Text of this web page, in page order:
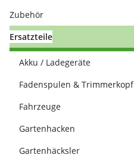
Zubehör
Ersatzteile
Akku / Ladegeräte
Fadenspulen & Trimmerkopf
Fahrzeuge
Gartenhacken
Gartenhäcksler